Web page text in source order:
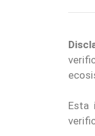
Esta